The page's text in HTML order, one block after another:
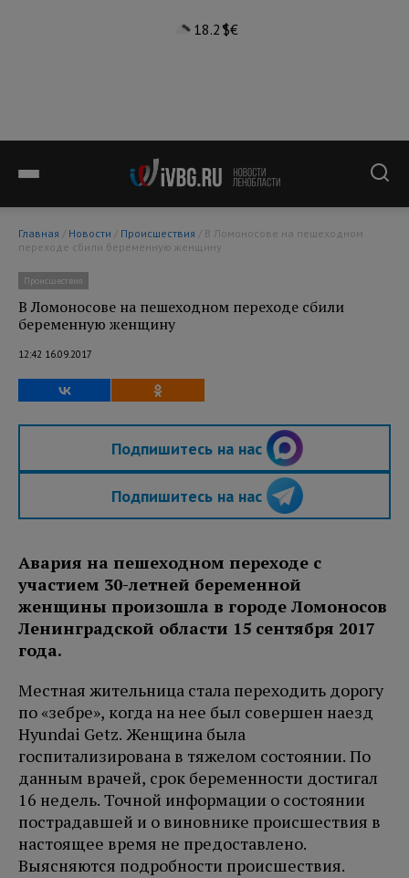
18.2°$€
Главная / Новости / Происшествия
переходе сбили беременную женщину
Происшествия
В Ломоносове на пешеходном переходе сбили
беременную женщину
12:42 16.09.2017
Подпишитесь на нас
Подпишитесь на нас
Авария на пешеходном переходе с
участием 30-летней беременной
женщины произошла в городе Ломоносов
Ленинградской области 15 сентября 2017
года.
Местная жительница стала переходить дорогу
по «зебре», когда на нее был совершен наезд
Hyundai Getz. Женщина была
госпитализирована в тяжелом состоянии. По
данным врачей, срок беременности достигал
16 недель. Точной информации о состоянии
пострадавшей и о виновнике происшествия в
настоящее время не предоставлено.
Выясняются подробности происшествия.